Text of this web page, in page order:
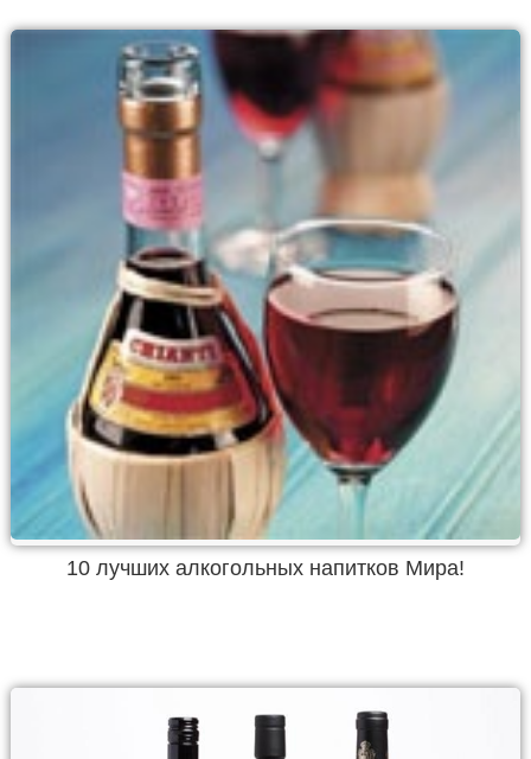
10 лучших алкогольных напитков Мира!